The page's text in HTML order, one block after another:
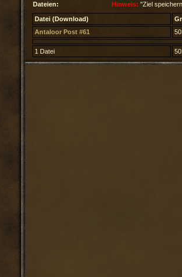
Dateien:
Hinweis: "Ziel
Datei (Download)
Antaloor Post #61
1 Datei